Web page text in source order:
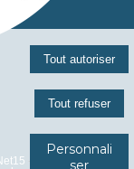
Site administrable
Personnali
ser